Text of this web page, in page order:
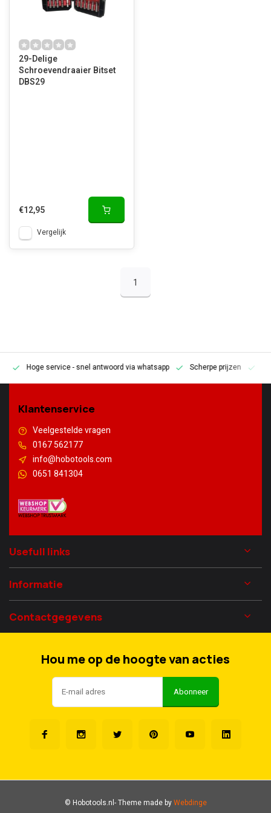
29-Delige
Schroevendraaier Bitset
DBS29
€12,95
Vergelijk
1
Hoge service- snel antwoord via whatsapp Scherpe prijzen
Klantenservice
Veelgestelde vragen
0167 562177
info@hobotools.com
0651 841304
Usefull links
Informatie
Contactgegevens
Hou me op de hoogte van acties
Abonneer
© Hobotools.nl- Theme made byWebdinge